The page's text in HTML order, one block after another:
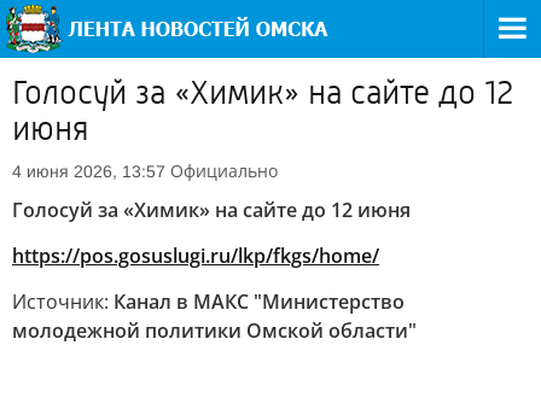
Голосуй за «Химик» на сайте до 12
июня
4 июня 2026, 13:57 Официально
Голосуй за «Химик» на сайте до 12 июня
https://pos.gosuslugi.ru/lkp/fkgs/home/
Источник: Канал в МАКС "Министерство
молодежной политики Омской области"